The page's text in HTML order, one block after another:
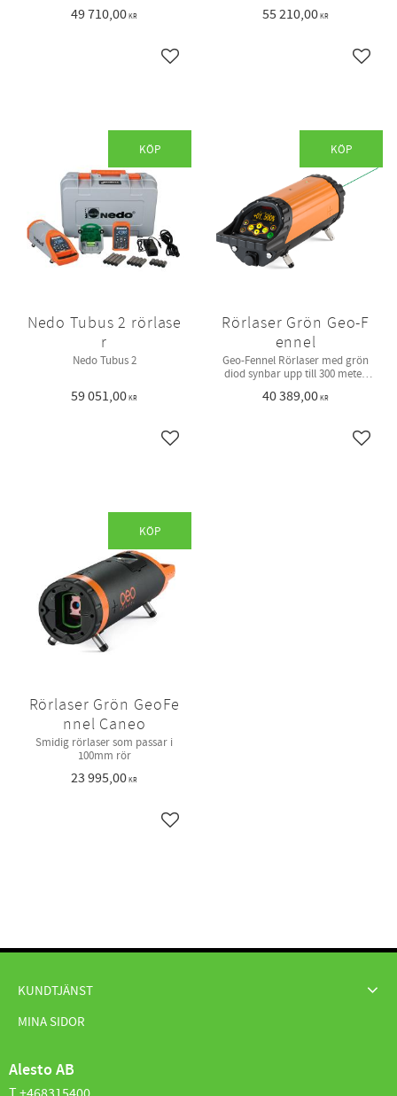
49 710,00KR
Lägg till i favoriter
55 210,00KR
Lägg
Nedo Tubus 2 rörlase
r
Nedo Tubus 2
59 051,00KR
Lägg till i favoriter
KÖP
Rörlaser Grön Geo-F
ennel
Geo-Fennel Rörlaser med grön
diod synbar upp till 300 meter.
+30% arbetsområde. Levereras i
ben set (200, 250, 300, 400 & 500),
40 389,00KR
Lägg
KÖP
Rörlaser Grön GeoFe
nnel Caneo
Smidig rörlaser som passar i
100mm rör
23 995,00KR
Lägg till i favoriter
KÖP
KUNDTJÄNST
MINA SIDOR
Alesto AB